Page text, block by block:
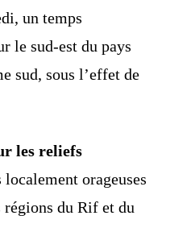
un temps
le sud-est du pays
sud, sous l’effet de
les reliefs
orageuses
régions du Rif et du